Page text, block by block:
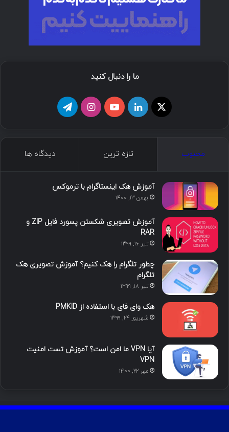
ما را دنبال کنید
د
ی
ن
و
ت
گ
ا
ا
محبوب تازه ترین دیدگاه ها
آموزش هک اینستاگرام با ترموکس
بهمن ۱۳, ۱۴۰۰
آموزش تصویری شکستن پسورد فایل ZIP و
RAR
تیر ۱۶, ۱۳۹۹
چطور تلگرام را هک کنیم؟ آموزش تصویری هک
تلگرام
تیر ۱۸, ۱۳۹۹
هک وای فای با استفاده از PMKID
شهریور ۲۴, ۱۳۹۹
آیا VPN ما امن است؟ آموزش تست امنیت
VPN
مهر ۲۲, ۱۴۰۰